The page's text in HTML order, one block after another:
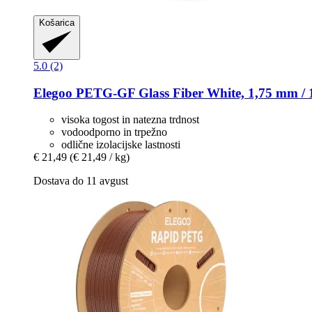
Košarica
5.0 (2)
Elegoo PETG-​GF Glass Fiber White, 1,75 mm /
visoka togost in natezna trdnost
vodoodporno in trpežno
odlične izolacijske lastnosti
€ 21,49 (€ 21,49 / kg)
Dostava do 11 avgust